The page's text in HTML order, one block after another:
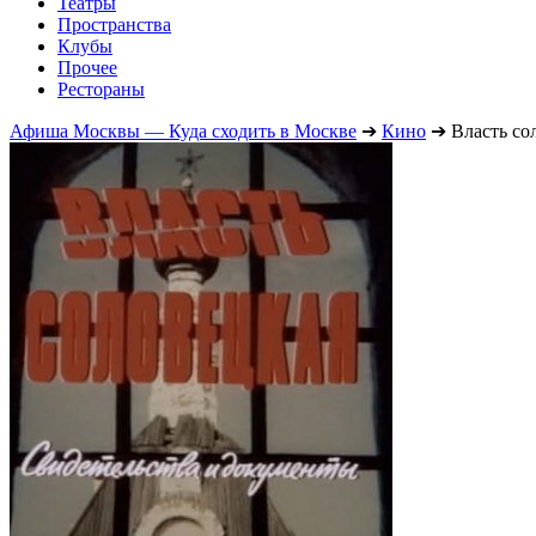
Пространства
Клубы
Прочее
Рестораны
Афиша Москвы — Куда сходить в Москве ➔ Кино ➔ Власть